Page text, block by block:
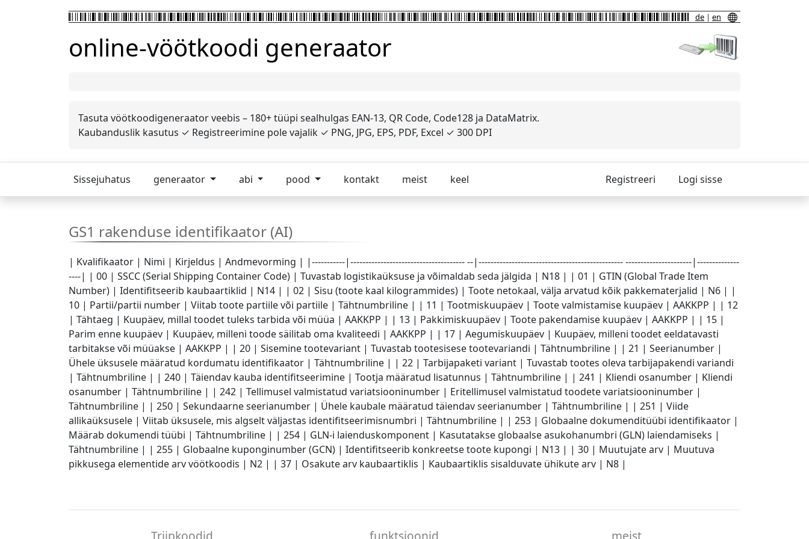
de | en
online-vöötkoodi generaator
Tasuta vöötkoodigeneraator veebis – 180+ tüüpi sealhulgas EAN-13, QR Code, Code128 ja DataMatrix.
Kaubanduslik kasutus ✓ Registreerimine pole vajalik ✓ PNG, JPG, EPS, PDF, Excel ✓ 300 DPI
Sissejuhatus generaator abi pood kontakt meist keel Registreeri Logi sisse
GS1 rakenduse identifikaator (AI)
| Kvalifikaator | Nimi | Kirjeldus | Andmevorming | |-----------|-------------------------------------- --|------------------------------------------------ ----------------------|--------------
----| | 00 | SSCC (Serial Shipping Container Code) | Tuvastab logistikaüksuse ja võimaldab seda jälgida | N18 | | 01 | GTIN (Global Trade Item
Number) | Identifitseerib kaubaartiklid | N14 | | 02 | Sisu (toote kaal kilogrammides) | Toote netokaal, välja arvatud kõik pakkematerjalid | N6 | |
10 | Partii/partii number | Viitab toote partiile või partiile | Tähtnumbriline | | 11 | Tootmiskuupäev | Toote valmistamise kuupäev | AAKKPP | | 12
| Tähtaeg | Kuupäev, millal toodet tuleks tarbida või müüa | AAKKPP | | 13 | Pakkimiskuupäev | Toote pakendamise kuupäev | AAKKPP | | 15 |
Parim enne kuupäev | Kuupäev, milleni toode säilitab oma kvaliteedi | AAKKPP | | 17 | Aegumiskuupäev | Kuupäev, milleni toodet eeldatavasti
tarbitakse või müüakse | AAKKPP | | 20 | Sisemine tootevariant | Tuvastab tootesisese tootevariandi | Tähtnumbriline | | 21 | Seerianumber |
Ühele üksusele määratud kordumatu identifikaator | Tähtnumbriline | | 22 | Tarbijapaketi variant | Tuvastab tootes oleva tarbijapakendi variandi
| Tähtnumbriline | | 240 | Täiendav kauba identifitseerimine | Tootja määratud lisatunnus | Tähtnumbriline | | 241 | Kliendi osanumber | Kliendi
osanumber | Tähtnumbriline | | 242 | Tellimusel valmistatud variatsiooninumber | Eritellimusel valmistatud toodete variatsiooninumber |
Tähtnumbriline | | 250 | Sekundaarne seerianumber | Ühele kaubale määratud täiendav seerianumber | Tähtnumbriline | | 251 | Viide
allikaüksusele | Viitab üksusele, mis algselt väljastas identifitseerimisnumbri | Tähtnumbriline | | 253 | Globaalne dokumenditüübi identifikaator |
Määrab dokumendi tüübi | Tähtnumbriline | | 254 | GLN-i laienduskomponent | Kasutatakse globaalse asukohanumbri (GLN) laiendamiseks |
Tähtnumbriline | | 255 | Globaalne kuponginumber (GCN) | Identifitseerib konkreetse toote kupongi | N13 | | 30 | Muutujate arv | Muutuva
pikkusega elementide arv vöötkoodis | N2 | | 37 | Osakute arv kaubaartiklis | Kaubaartiklis sisalduvate ühikute arv | N8 |
Triipkoodid funktsioonid meist